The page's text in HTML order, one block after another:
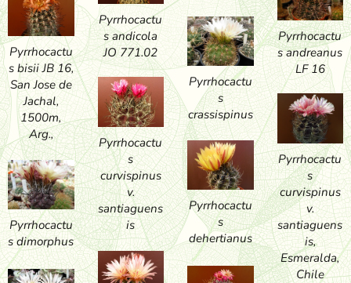
Pyrrhocactu
s andicola
JO 771.02
Pyrrhocactu
s andreanus
LF 16
Pyrrhocactu
s bisii JB 16,
San Jose de
Jachal,
1500m,
Arg.,
Pyrrhocactu
s
crassispinus
Pyrrhocactu
s
curvispinus
v.
santiaguens
is
Pyrrhocactu
s
curvispinus
v.
santiaguens
is,
Esmeralda,
Chile
Pyrrhocactu
s
dehertianus
Pyrrhocactu
s dimorphus